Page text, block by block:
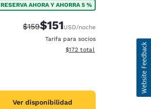
RESERVA AHORA Y AHORRA 5 %
Precio tachado:
$159Precio con descuento:
$151USD/noche
Tarifa para socios
Ver detalles del total
$172 total
Ver disponibilidad